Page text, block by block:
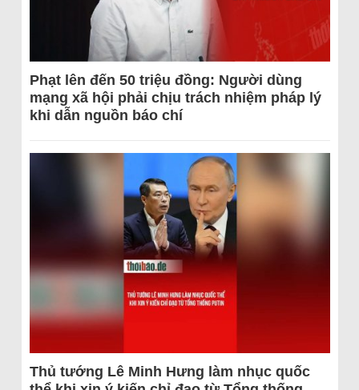
Phạt lên đến 50 triệu đồng: Người dùng
mạng xã hội phải chịu trách nhiệm pháp lý
khi dẫn nguồn báo chí
Thủ tướng Lê Minh Hưng làm nhục quốc